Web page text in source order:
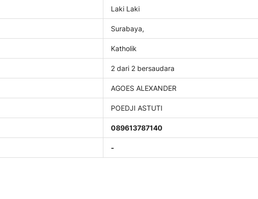
Laki Laki
Surabaya,
Katholik
2 dari 2 bersaudara
AGOES ALEXANDER
POEDJI ASTUTI
089613787140
-